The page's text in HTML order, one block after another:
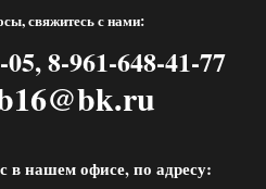
свяжитесь с нами:
8-961-648-41-77
в нашем офисе, по адресу: